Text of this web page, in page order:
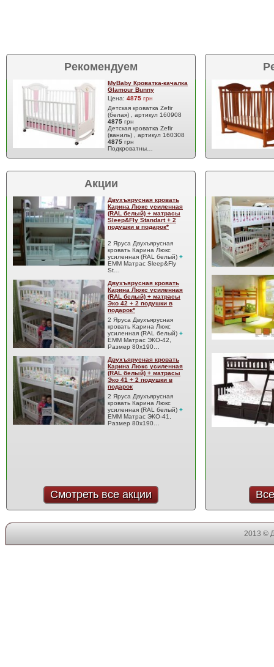
Рекомендуем
MyBaby Кроватка-качалка
Glamour Bunny
Цена: 4875 грн
Детская кроватка Zefir
(белая) , артикул 160908
4875 грн
Детская кроватка Zefir
(ваниль) , артикул 160308
4875 грн
Подкроватны…
Акции
Двухъярусная кровать
Карина Люкс усиленная
(RAL белый) + матрасы
Sleep&Fly Standart + 2
подушки в подарок*
2 Яруса Двухъярусная
кровать Карина Люкс
усиленная (RAL белый) +
EMM Матрас Sleep&Fly
St…
Двухъярусная кровать
Карина Люкс усиленная
(RAL белый) + матрасы
Эко 42 + 2 подушки в
подарок*
2 Яруса Двухъярусная
кровать Карина Люкс
усиленная (RAL белый) +
EMM Матрас ЭКО-42,
Размер 80x190…
Двухъярусная кровать
Карина Люкс усиленная
(RAL белый) + матрасы
Эко 41 + 2 подушки в
подарок
2 Яруса Двухъярусная
кровать Карина Люкс
усиленная (RAL белый) +
EMM Матрас ЭКО-41,
Размер 80x190…
Смотреть все акции
2013 ©